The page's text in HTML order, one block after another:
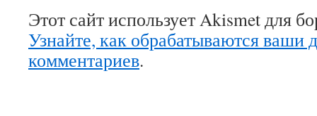
Этот сайт использует Akismet для
Узнайте, как обрабатываются ваши
комментариев.